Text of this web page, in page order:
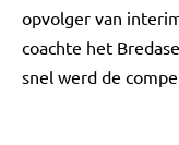
opvolger van
coachte het
snel werd de